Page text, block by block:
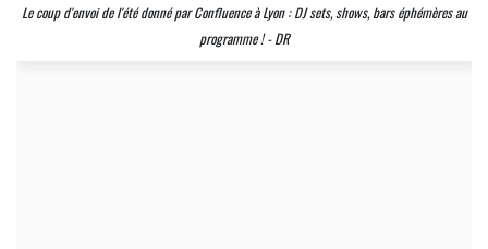
Le coup d'envoi de l'été donné par Confluence à Lyon : DJ sets, shows, bars éphémères au
programme ! - DR